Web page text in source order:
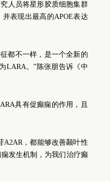
人员将星形胶质细胞集群
表现出最高的APOE表达
都不一样，是一个全新的
LARA。”陈张朋告诉《中
具有促癫痫的作用，且
A2AR，都能够改善颞叶性
发生机制，为我们治疗癫